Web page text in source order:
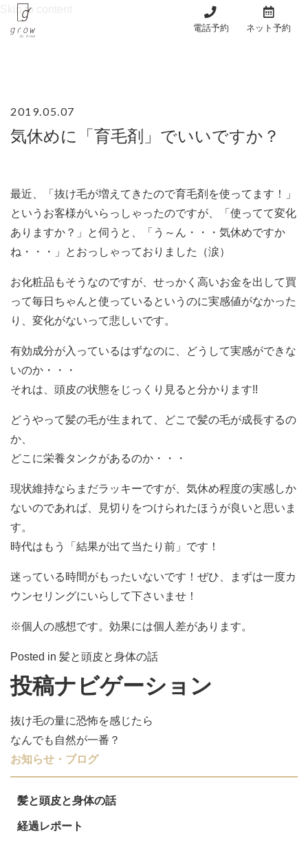
Skip to content
電話予約 ネット予約
2019.05.07
気休めに「育毛剤」でいいですか？
最近、「抜け毛が増えてきたので育毛剤を使ってます！」
というお客様がいらっしゃったのですが、「使ってて変化
ありますか？」と伺うと、「う～ん・・・気休めですか
ね・・・」とおっしゃっておりました（涙）
お化粧品もそうなのですが、せっかく高いお金を出して買
って毎日ちゃんと使っているというのに実感値がなかった
り、変化がないって悲しいです。
有効成分が入っているはずなのに、どうして実感ができな
いのか・・・
それは、頭皮の状態をじっくり見ると分かります!!
どうやって髪の毛が生まれて、どこで髪の毛が成長するの
か、
どこに栄養タンクがあるのか・・・
現状維持ならまだラッキーですが、気休め程度の実感しか
ないのであれば、見切りをつけられたほうが良いと思いま
す。
時代はもう「結果が出て当たり前」です！
迷っている時間がもったいないです！ぜひ、まずは一度カ
ウンセリングにいらして下さいませ！
※個人の感想です。効果には個人差があります。
Posted in 髪と頭皮と身体の話
投稿ナビゲーション
抜け毛の量に恐怖を感じたら
なんでも自然が一番？
お知らせ・ブログ
髪と頭皮と身体の話
経過レポート